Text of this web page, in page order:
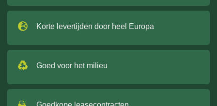
Korte levertijden door heel Europa
Goed voor het milieu